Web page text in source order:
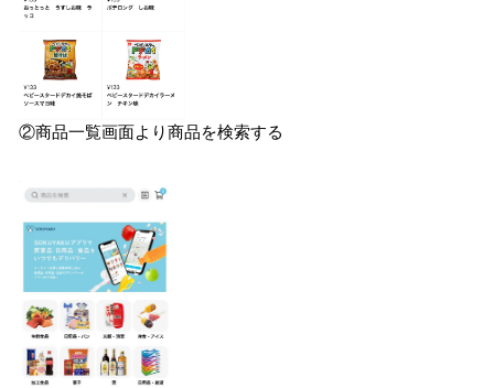
②商品一覧画面より商品を検索する